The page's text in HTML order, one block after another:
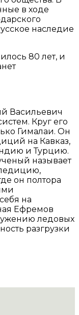
в ходе
наследие
80 лет, и
Васильевич
Круг его
Гималаи. Он
на Кавказ,
и Турцию.
называет
он полтора
на
Ефремов
ледовых
разгрузки